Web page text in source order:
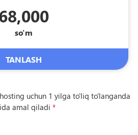
so'm
TANLASH
uchun 1 yilga to'liq to'langanda
amal qiladi *